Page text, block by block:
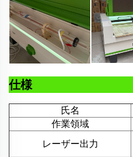
仕様
氏名
作業領域
レーザー出力